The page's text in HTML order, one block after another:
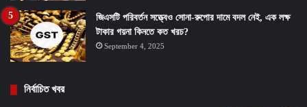
জিএসটি পরিবর্তন সত্ত্বেও সোনা-রুপোর দামে বদল নেই, এক লক্ষ
টাকার গয়না কিনতে কত খরচ?
September 4, 2025
নির্বাচিত খবর